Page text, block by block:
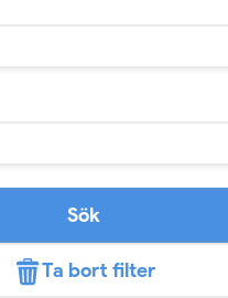
Sök
Ta bort filter